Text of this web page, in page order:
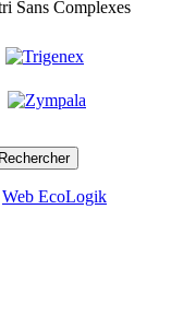
Web EcoLogik